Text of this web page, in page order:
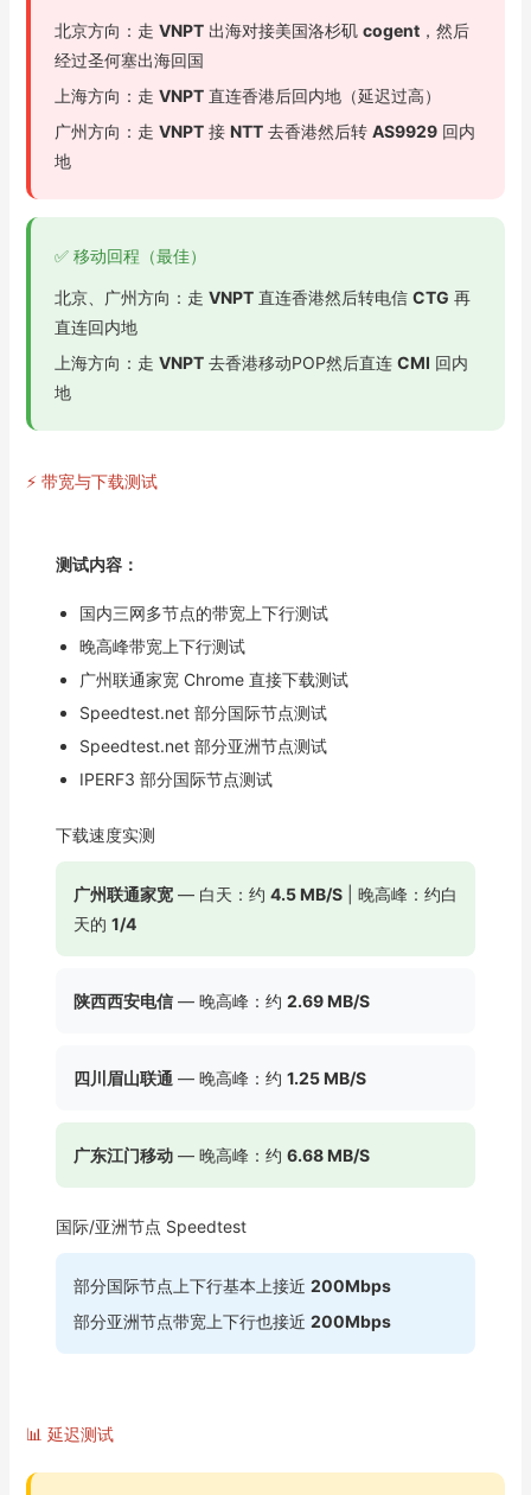
北京方向：走 VNPT出海对接美国洛杉矶 cogent，然后
经过圣何塞出海回国
上海方向：走 VNPT直连香港后回内地（延迟过高）
广州方向：走 VNPT接 NTT去香港然后转 AS9929回内
地
✅ 移动回程（最佳）
北京、广州方向：走 VNPT直连香港然后转电信 CTG 再
直连回内地
上海方向：走 VNPT去香港移动POP然后直连 CMI 回内
地
⚡ 带宽与下载测试
测试内容：
国内三网多节点的带宽上下行测试
晚高峰带宽上下行测试
广州联通家宽 Chrome 直接下载测试
Speedtest.net 部分国际节点测试
Speedtest.net 部分亚洲节点测试
IPERF3 部分国际节点测试
下载速度实测
广州联通家宽— 白天：约 4.5 MB/S| 晚高峰：约白
天的 1/4
陕西西安电信— 晚高峰：约 2.69 MB/S
四川眉山联通 — 晚高峰：约 1.25 MB/S
广东江门移动— 晚高峰：约 6.68 MB/S
国际/亚洲节点 Speedtest
部分国际节点上下行基本上接近 200Mbps
部分亚洲节点带宽上下行也接近 200Mbps
📊 延迟测试